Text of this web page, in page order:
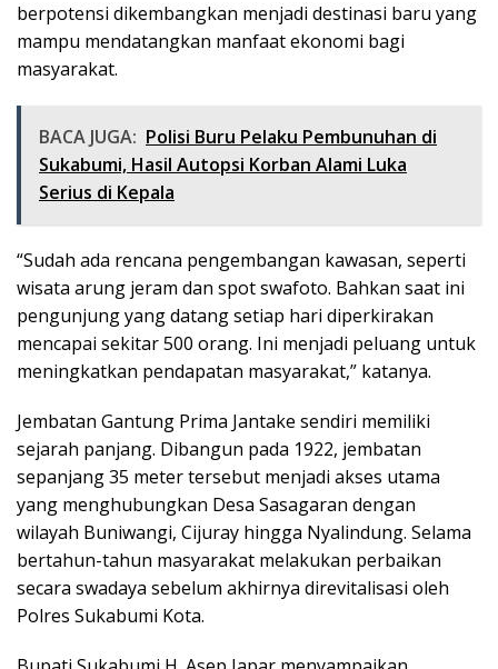
berpotensi dikembangkan menjadi destinasi baru yang
mampu mendatangkan manfaat ekonomi bagi
masyarakat.
BACA JUGA: Polisi Buru Pelaku Pembunuhan di
Sukabumi, Hasil Autopsi Korban Alami Luka
Serius di Kepala
“Sudah ada rencana pengembangan kawasan, seperti
wisata arung jeram dan spot swafoto. Bahkan saat ini
pengunjung yang datang setiap hari diperkirakan
mencapai sekitar 500 orang. Ini menjadi peluang untuk
meningkatkan pendapatan masyarakat,” katanya.
Jembatan Gantung Prima Jantake sendiri memiliki
sejarah panjang. Dibangun pada 1922, jembatan
sepanjang 35 meter tersebut menjadi akses utama
yang menghubungkan Desa Sasagaran dengan
wilayah Buniwangi, Cijuray hingga Nyalindung. Selama
bertahun-tahun masyarakat melakukan perbaikan
secara swadaya sebelum akhirnya direvitalisasi oleh
Polres Sukabumi Kota.